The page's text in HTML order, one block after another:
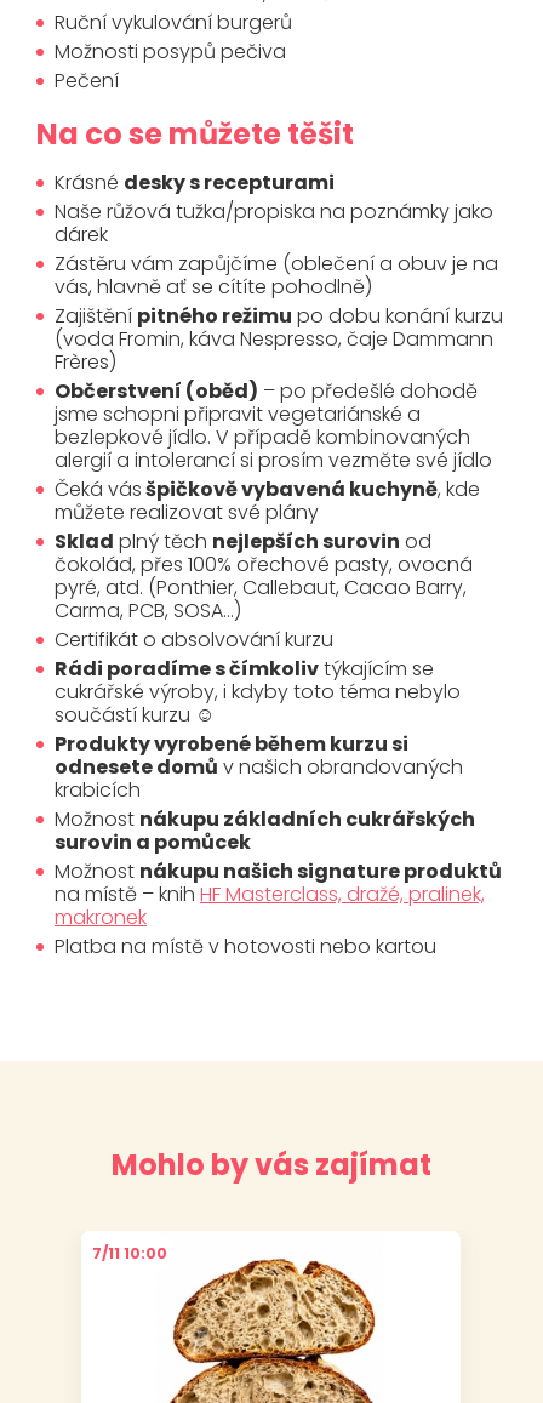
Ruční vykulování burgerů
Možnosti posypů pečiva
Pečení
Na co se můžete těšit
Krásné desky s recepturami
Naše růžová tužka/propiska na poznámky jako
dárek
Zástěru vám zapůjčíme (oblečení a obuv je na
vás, hlavně ať se cítíte pohodlně)
Zajištění pitného režimu po dobu konání kurzu
(voda Fromin, káva Nespresso, čaje Dammann
Frères)
Občerstvení (oběd) – po předešlé dohodě
jsme schopni připravit vegetariánské a
bezlepkové jídlo. V případě kombinovaných
alergií a intolerancí si prosím vezměte své jídlo
Čeká vásšpičkově vybavená kuchyně, kde
můžete realizovat své plány
Sklad plný těch nejlepších surovin od
čokolád, přes 100% ořechové pasty, ovocná
pyré, atd. (Ponthier, Callebaut, Cacao Barry,
Carma, PCB, SOSA…)
Certifikát o absolvování kurzu
Rádi poradíme s čímkolivtýkajícím se
cukrářské výroby, i kdyby toto téma nebylo
součástí kurzu ☺
Produkty vyrobené během kurzu si
odnesete domů v našich obrandovaných
krabicích
Možnost nákupu základních cukrářských
surovin a pomůcek
Možnost nákupu našich signature produktů
na místě – knih HF Masterclass, dražé, pralinek,
makronek
Platba na místě v hotovosti nebo kartou
Mohlo by vás zajímat
7/11 10:00